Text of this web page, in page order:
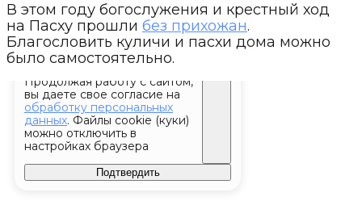
В этом году богослужения и крестный ход
на Пасху прошли без прихожан.
Благословить куличи и пасхи дома можно
было самостоятельно.